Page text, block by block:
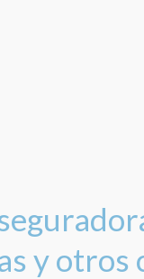
y otros